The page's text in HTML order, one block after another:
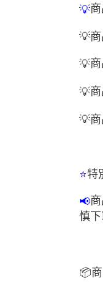
💡
💡
💡
💡
💡
⭐特
📢
慎
📦